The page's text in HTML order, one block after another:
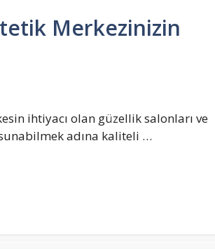
Merkezinizin
ihtiyacı olan güzellik salonları ve
adına kaliteli …